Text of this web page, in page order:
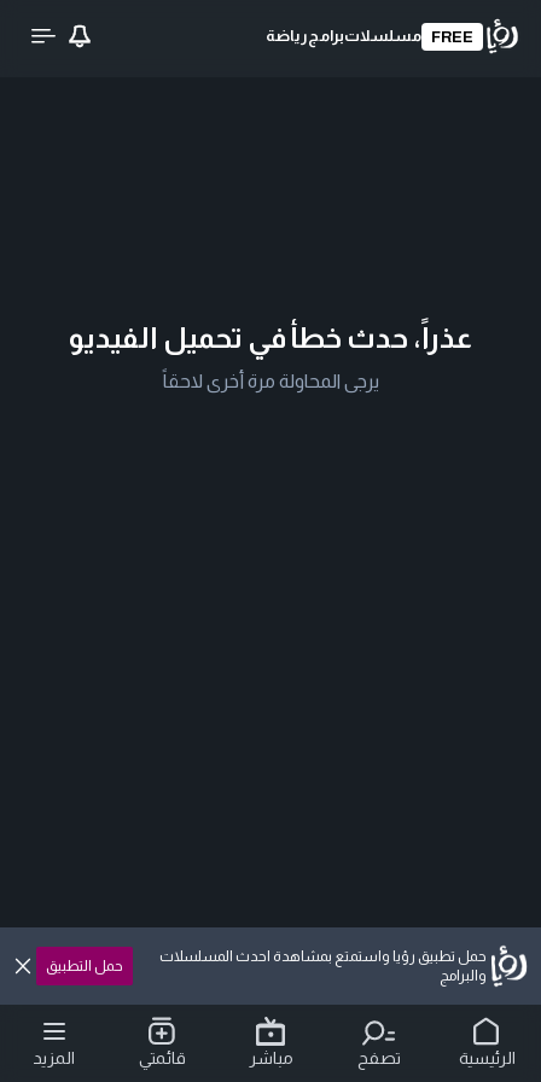
FREE مسلسلاتبرامج رياضة
عذراً، حدث خطأ في تحميل الفيديو
يرجى المحاولة مرة أخرى لاحقاً
حمل تطبيق رؤيا واستمتع بمشاهدة احدث المسلسلات
والبرامج
حمل التطبيق
الرئيسية تصفح مباشر قائمتي المزيد